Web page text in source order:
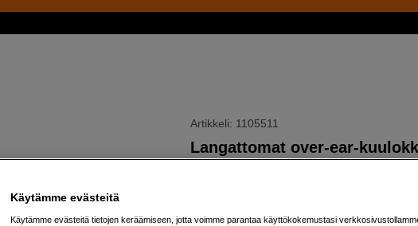
Artikkeli: 1105511
Langattomat over-ear-
Käytämme evästeitä
Käytämme evästeitä tietojen keräämiseen, jotta voimme parantaa käyttökokemustasi